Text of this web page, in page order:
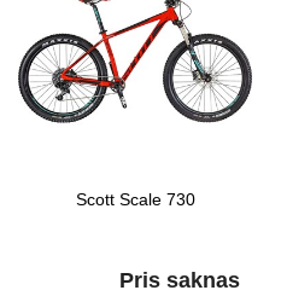
Scott Scale 730
Pris saknas